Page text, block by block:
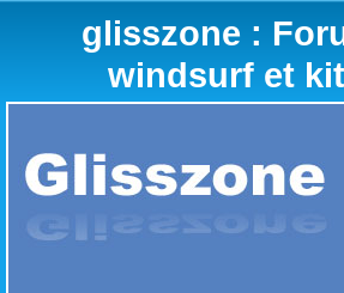
glisszone :
windsurf et